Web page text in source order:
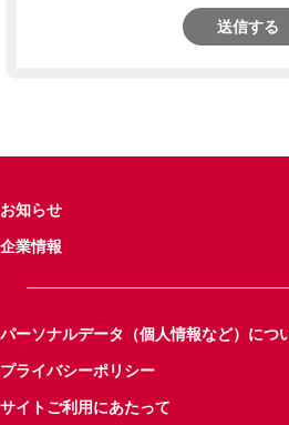
送信する
お知らせ
企業情報
パーソナルデータ（個人情報など）につ
プライバシーポリシー
サイトご利用にあたって